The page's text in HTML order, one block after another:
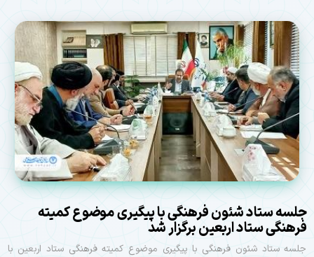
جلسه ستاد شئون فرهنگی با پیگیری موضوع کمیته
فرهنگی ستاد اربعین برگزار شد
جلسه ستاد شئون فرهنگی با پیگیری موضوع کمیته فرهنگی ستاد اربعین با